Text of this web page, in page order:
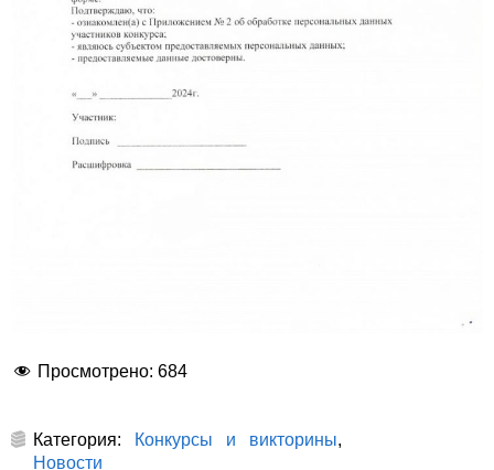
Просмотрено: 684
Категория: Конкурсы и викторины,
Новости